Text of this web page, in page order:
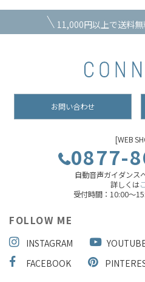
11,000円以上で送料無
お問い合わせ
[WEB
0877-
自動音声ガイダンス
詳しくは
受付時間：10:00～
FOLLOW ME
INSTAGRAM
FACEBOOK